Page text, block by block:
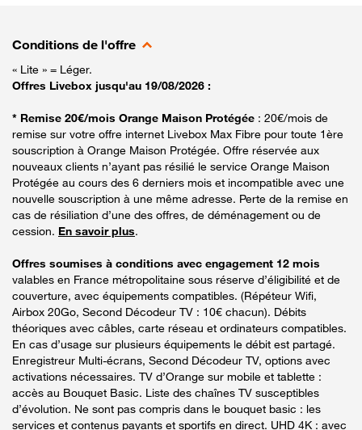
Conditions de l'offre
« Lite » = Léger.
Offres Livebox jusqu'au 19/08/2026 :
* Remise 20€/mois Orange Maison Protégée : 20€/mois de
remise sur votre offre internet Livebox Max Fibre pour toute 1ère
souscription à Orange Maison Protégée. Offre réservée aux
nouveaux clients n’ayant pas résilié le service Orange Maison
Protégée au cours des 6 derniers mois et incompatible avec une
nouvelle souscription à une même adresse. Perte de la remise en
cas de résiliation d’une des offres, de déménagement ou de
cession. En savoir plus.
Offres soumises à conditions avec engagement 12 mois
valables en France métropolitaine sous réserve d’éligibilité et de
couverture, avec équipements compatibles. (Répéteur Wifi,
Airbox 20Go, Second Décodeur TV : 10€ chacun). Débits
théoriques avec câbles, carte réseau et ordinateurs compatibles.
En cas d’usage sur plusieurs équipements le débit est partagé.
Enregistreur Multi-écrans, Second Décodeur TV, options avec
activations nécessaires. TV d’Orange sur mobile et tablette :
accès au Bouquet Basic. Liste des chaînes TV susceptibles
d’évolution. Ne sont pas compris dans le bouquet basic : les
services et contenus payants et sportifs en direct. UHD 4K : avec